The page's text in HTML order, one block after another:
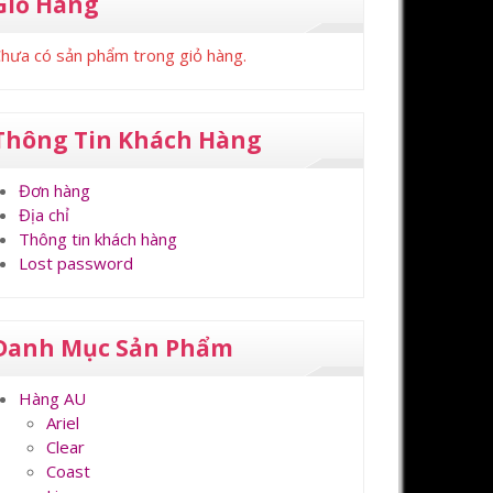
có sản phẩm trong giỏ hàng.
Tin Khách Hàng
Đơn hàng
Địa chỉ
Thông tin khách hàng
Lost password
Mục Sản Phẩm
Hàng AU
Ariel
Clear
Coast